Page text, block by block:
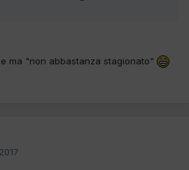
ma "non abbastanza stagionato"